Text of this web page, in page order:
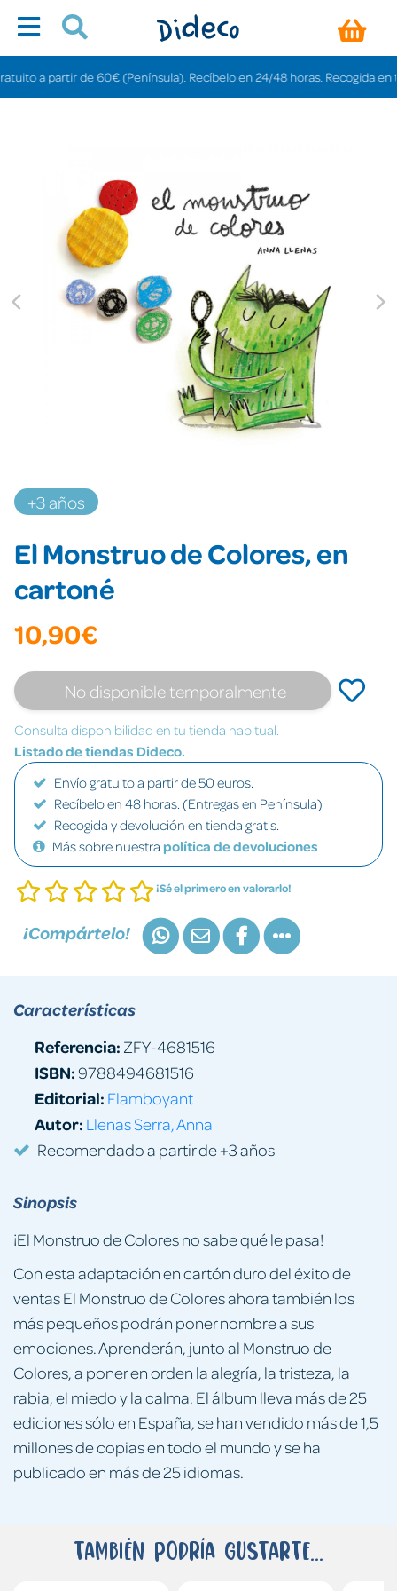
a partir de 60€ (Península). Recíbelo en 24/48 horas. Recogida en
+3 años
El Monstruo de Colores, en
cartoné
10,90€
No disponible temporalmente
Consulta disponibilidad en tu tienda habitual.
Listado de tiendas Dideco.
Envío gratuito a partir de 50 euros.
Recíbelo en 48 horas. (Entregas en Península)
Recogida y devolución en tienda gratis.
Más sobre nuestra política de devoluciones
¡Sé el primero en valorarlo!
¡Compártelo!
Sinopsis
¡El Monstruo de Colores no sabe qué le pasa!
Con esta adaptación en cartón duro del éxito de
ventas El Monstruo de Colores ahora también los
más pequeños podrán poner nombre a sus
emociones. Aprenderán, junto al Monstruo de
Colores, a poner en orden la alegría, la tristeza, la
rabia, el miedo y la calma. El álbum lleva más de 25
ediciones sólo en España, se han vendido más de 1,5
millones de copias en todo el mundo y se ha
publicado en más de 25 idiomas.
Características
Referencia: ZFY-4681516
ISBN:9788494681516
Editorial: Flamboyant
Autor: Llenas Serra, Anna
Recomendado a partir de +3 años
También podría gustarte...